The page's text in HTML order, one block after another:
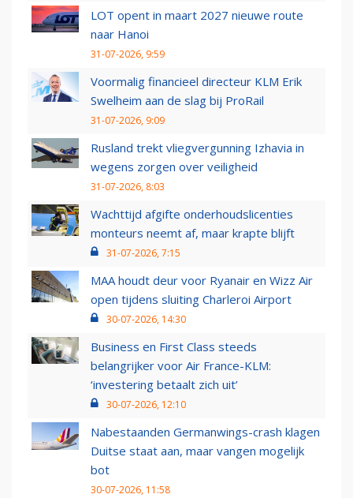
LOT opent in maart 2027 nieuwe route
naar Hanoi
31-07-2026, 9:59
Voormalig financieel directeur KLM Erik
Swelheim aan de slag bij ProRail
31-07-2026, 9:09
Rusland trekt vliegvergunning Izhavia in
wegens zorgen over veiligheid
31-07-2026, 8:03
Wachttijd afgifte onderhoudslicenties
monteurs neemt af, maar krapte blijft
31-07-2026, 7:15
MAA houdt deur voor Ryanair en Wizz Air
open tijdens sluiting Charleroi Airport
30-07-2026, 14:30
Business en First Class steeds
belangrijker voor Air France-KLM:
‘investering betaalt zich uit’
30-07-2026, 12:10
Nabestaanden Germanwings-crash klagen
Duitse staat aan, maar vangen mogelijk
bot
30-07-2026, 11:58